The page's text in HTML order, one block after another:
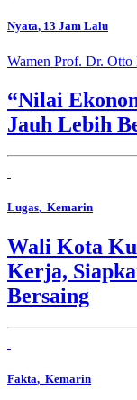
Nyata, 13 Jam Lalu
Wamen Prof. Dr. Otto
“Nilai
Jauh Lebih
Lugas, Kemarin
Wali Kota
Kerja,
Bersaing
Fakta, Kemarin